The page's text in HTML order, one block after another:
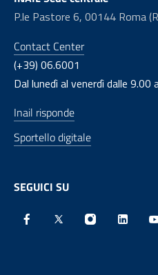
P.le Pastore 6, 00144 Roma
Contact Center
(+39) 06.6001
Dal lunedì al venerdì dalle 9.00
Inail risponde
Sportello digitale
SEGUICI SU